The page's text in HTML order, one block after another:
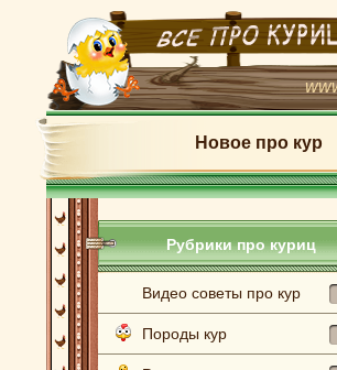
Новое про кур
Рубрики про куриц
Видео советы про кур
Породы кур